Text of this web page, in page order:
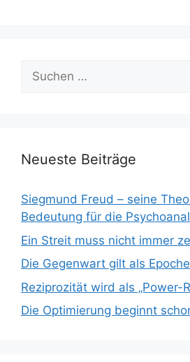
Suchen
nach:
Neueste Beiträge
Siegmund Freud – seine
Bedeutung für die
Ein Streit muss nicht immer
Die Gegenwart gilt als
Reziprozität wird als „Power-
Die Optimierung beginnt